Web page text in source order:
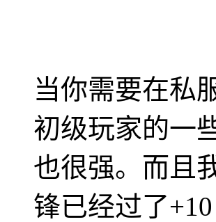
当你需要在私
初级玩家的一
也很强。而且
锋已经过了